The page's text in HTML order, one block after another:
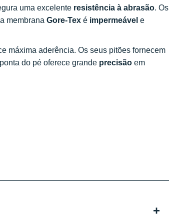
uma excelente resistência à abrasão. Os
membrana Gore-Tex é impermeável e
máxima aderência. Os seus pitões fornecem
do pé oferece grande precisão em